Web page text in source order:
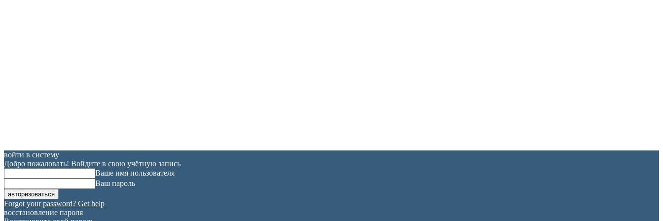
войти в систему
Добро пожаловать! Войдите в свою учётную запись
Ваше имя пользователя
Ваш пароль
Forgot your password? Get help
восстановление пароля